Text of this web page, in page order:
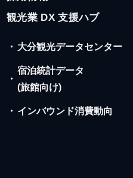
観光業 DX 支援ハブ
・ 大分観光データセンター
・
宿泊統計データ
(旅館向け)
・ インバウンド消費動向